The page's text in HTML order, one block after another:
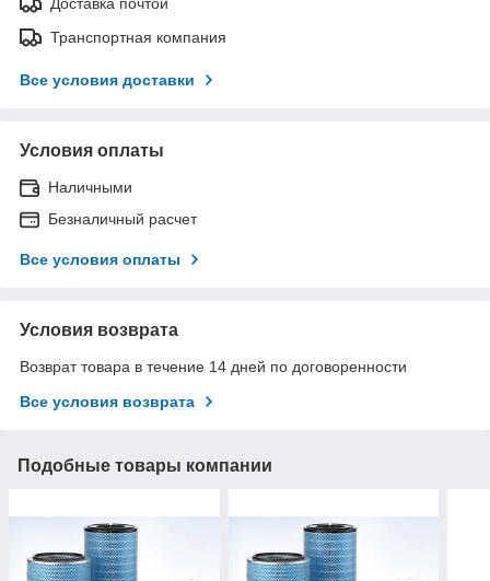
Транспортная компания
Все условия доставки
Условия оплаты
Наличными
Безналичный расчет
Все условия оплаты
Условия возврата
Возврат товара в течение 14 дней по договоренности
Все условия возврата
Подобные товары компании